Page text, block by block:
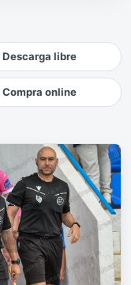
Descarga libre
Compra online